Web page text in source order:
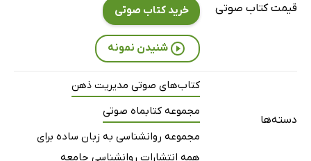
قیمت کتاب صوتی خرید کتاب صوتی
شنیدن نمونه
دسته‌ها
کتاب‌های صوتی مدیریت ذهن
مجموعه کتابماه صوتی
مجموعه روانشناسی به زبان ساده برای
همه انتشارات روانشناسی جامعه